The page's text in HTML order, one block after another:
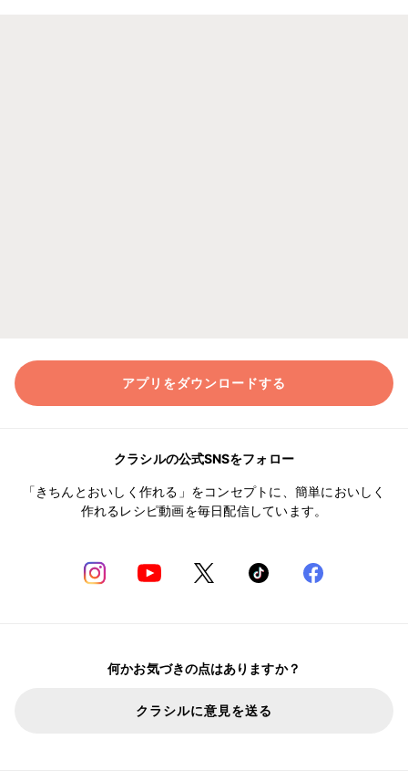
アプリをダウンロードする
クラシルの公式SNSをフォロー
「きちんとおいしく作れる」をコンセプトに、簡単においしく
作れるレシピ動画を毎日配信しています。
何かお気づきの点はありますか？
クラシルに意見を送る